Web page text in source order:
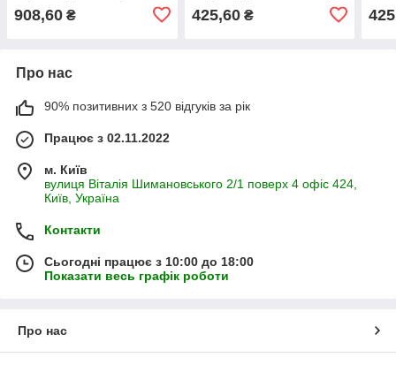
908,60 ₴ 425,60₴
Про нас
90% позитивних з 520 відгуків за рік
Працює з 02.11.2022
м. Київ
вулиця Віталія Шимановського 2/1 поверх 4 офіс 424,
Київ, Україна
Контакти
Сьогодні працює з 10:00 до 18:00
Показати весь графік роботи
Про нас